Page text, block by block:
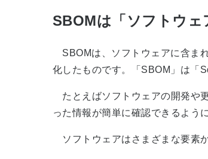
SBOMは「ソフトウェ
SBOMは、ソフトウェアに含ま
化したものです。「SBOM」は「
たとえばソフトウェアの開発や
った情報が簡単に確認できるよう
ソフトウェアはさまざまな要素